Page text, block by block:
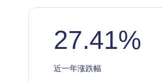
27.41%
近一年涨跌幅